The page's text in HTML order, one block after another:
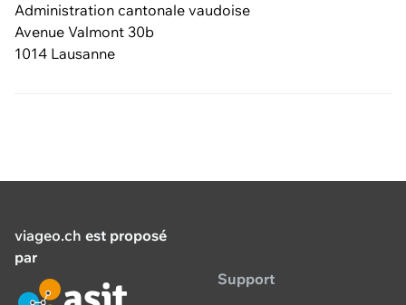
Administration cantonale vaudoise
Avenue Valmont 30b
1014 Lausanne
viageo.ch est proposé
par
Support